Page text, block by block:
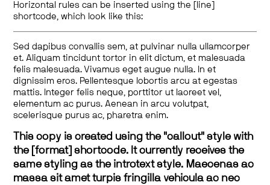
Horizontal rules can be inserted using the [line]
shortcode, which look like this:
Sed dapibus convallis sem, at pulvinar nulla ullamcorper
et. Aliquam tincidunt tortor in elit dictum, et malesuada
felis malesuada. Vivamus eget augue nulla. In et
dignissim eros. Pellentesque lobortis arcu at egestas
mattis. Integer felis neque, porttitor ut laoreet vel,
elementum ac purus. Aenean in arcu volutpat,
scelerisque purus ac, pharetra enim.
This copy is created using the "callout" style with
the [format] shortcode. It currently receives the
same styling as the introtext style. Maecenas ac
massa sit amet turpis fringilla vehicula ac nec